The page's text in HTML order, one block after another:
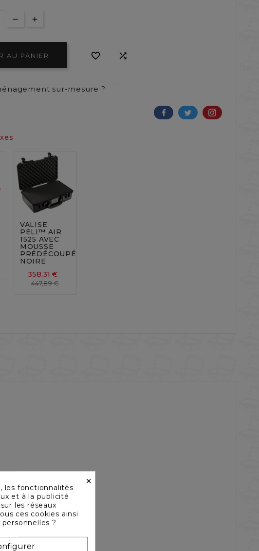
AU PANIER  
sur-mesure ?
 
VALISE
PELI™ AIR
1525 AVEC
MOUSSE
PRÉDÉCOUPÉE,
NOIRE
358,31 €
447,89 €
×
les fonctionnalités
et à la publicité
les réseaux
ces cookies ainsi
?